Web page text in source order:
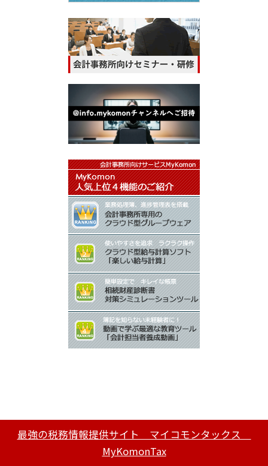
最強の税務情報提供サイト マイコモンタックス
MyKomonTax